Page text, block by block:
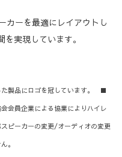
カーを最適にレイアウトし
実現しています。
た製品にロゴを冠しています。 ■
会員企業による協業によりハイレ
ピーカーの変更/オーディオの変更
。